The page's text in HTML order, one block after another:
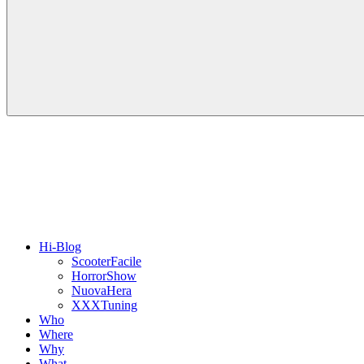
Hi-Blog
ScooterFacile
HorrorShow
NuovaHera
XXXTuning
Who
Where
Why